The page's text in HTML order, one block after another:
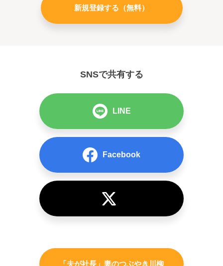
新規登録する（無料）
SNSで共有する
LINE
Facebook
「夫が社長」妻のつぶやき川柳